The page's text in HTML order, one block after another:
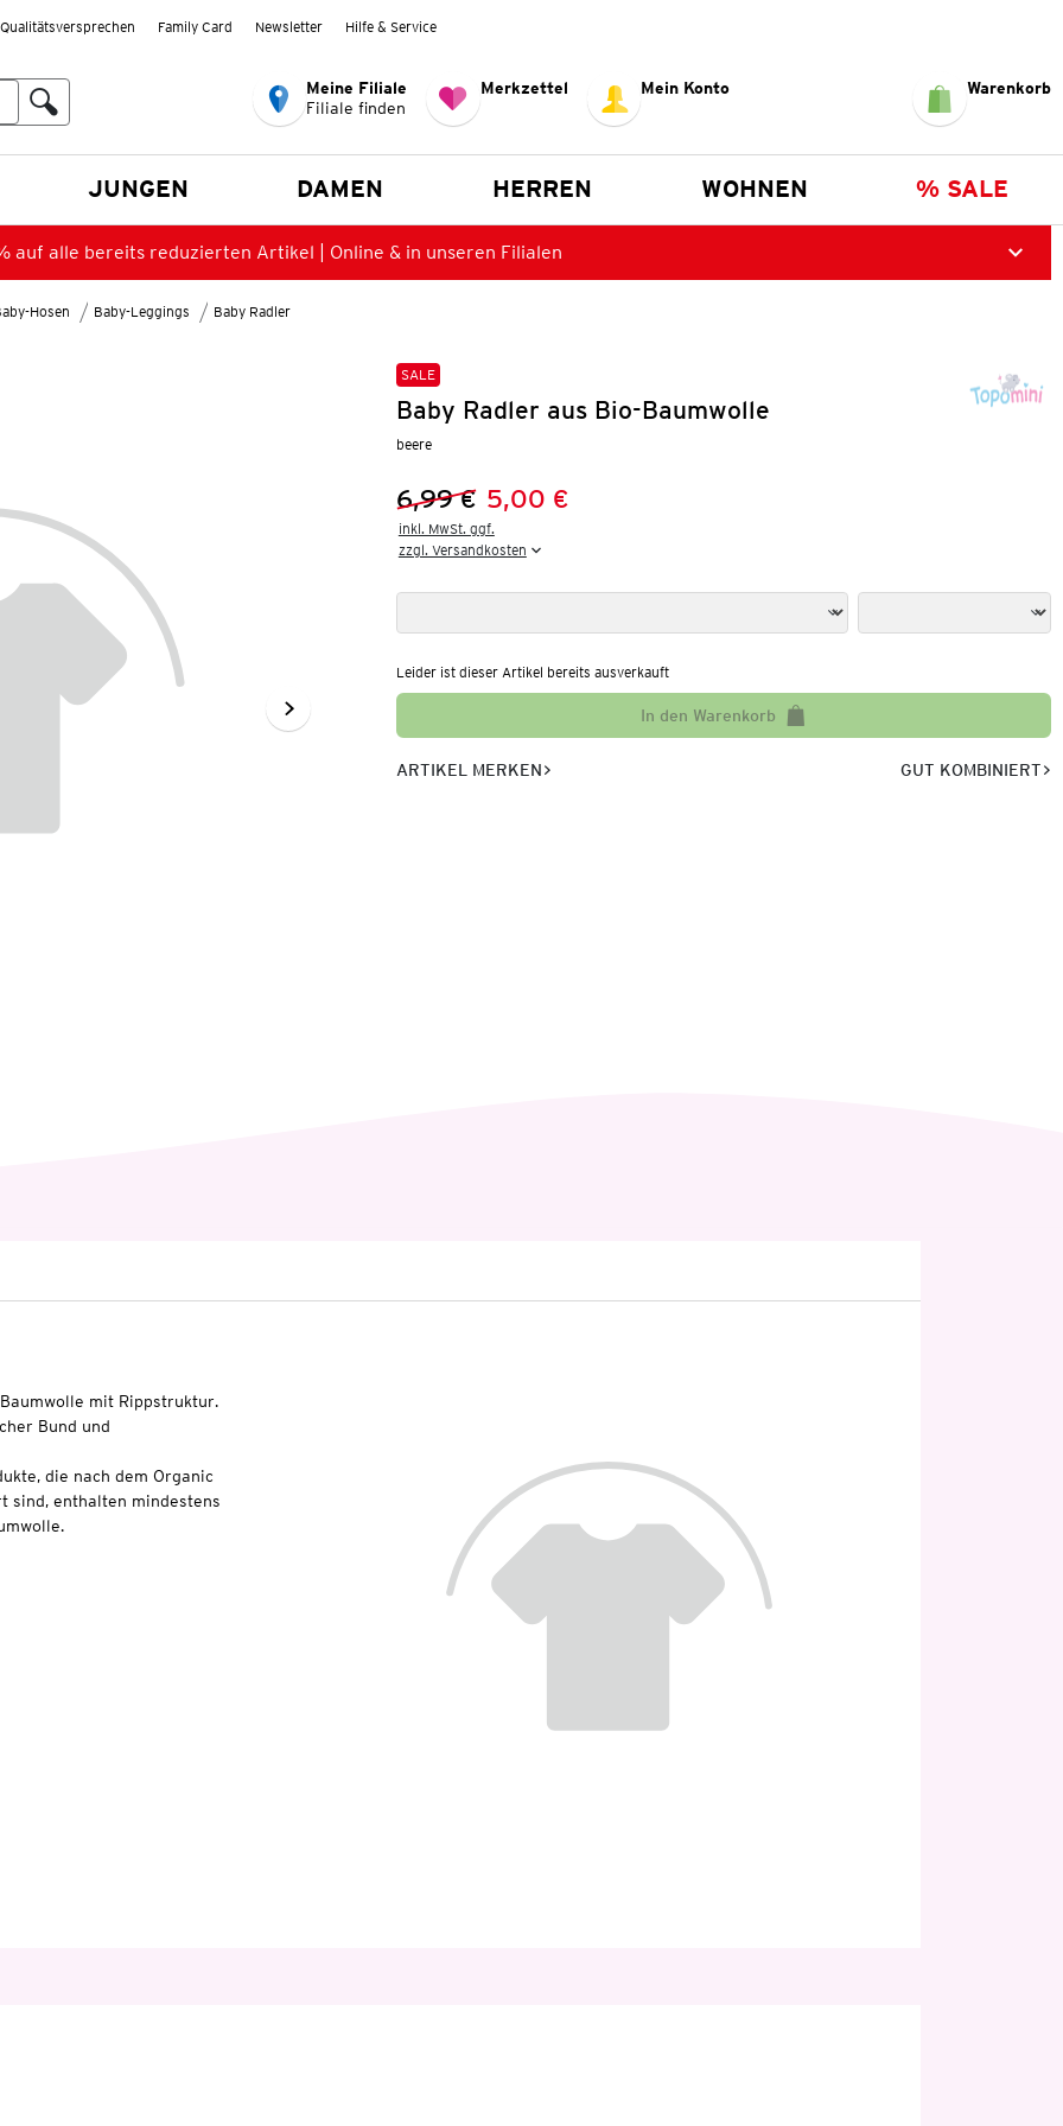
Qualitätsversprechen Family Card Newsletter Hilfe & Service
Meine Filiale
Filiale finden
Merkzettel Mein Konto Warenkorb
JUNGEN DAMEN HERREN WOHNEN % SALE
auf alle bereits reduzierten Artikel | Online & in unseren Filialen
Hosen Baby-Leggings Baby Radler
SALE
Baby Radler aus Bio-Baumwolle
beere
Vorheriger Preis:
6,99 €
Neuer Preis:
5,00 €
inkl. MwSt. ggf.
zzgl. Versandkosten
Leider ist dieser Artikel bereits ausverkauft
In den Warenkorb
ARTIKEL MERKEN GUT KOMBINIERT
mit Rippstruktur.
Bund und
die nach dem Organic
sind, enthalten mindestens